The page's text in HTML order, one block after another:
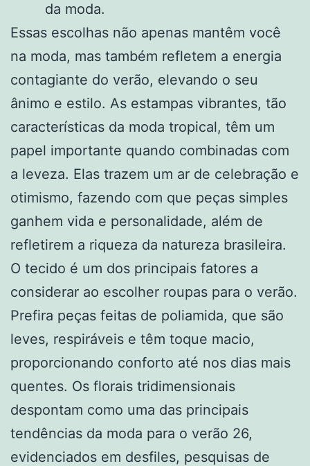
da moda.
Essas escolhas não apenas mantêm você
na moda, mas também refletem a energia
contagiante do verão, elevando o seu
ânimo e estilo. As estampas vibrantes, tão
características da moda tropical, têm um
papel importante quando combinadas com
a leveza. Elas trazem um ar de celebração e
otimismo, fazendo com que peças simples
ganhem vida e personalidade, além de
refletirem a riqueza da natureza brasileira.
O tecido é um dos principais fatores a
considerar ao escolher roupas para o verão.
Prefira peças feitas de poliamida, que são
leves, respiráveis e têm toque macio,
proporcionando conforto até nos dias mais
quentes. Os florais tridimensionais
despontam como uma das principais
tendências da moda para o verão 26,
evidenciados em desfiles, pesquisas de